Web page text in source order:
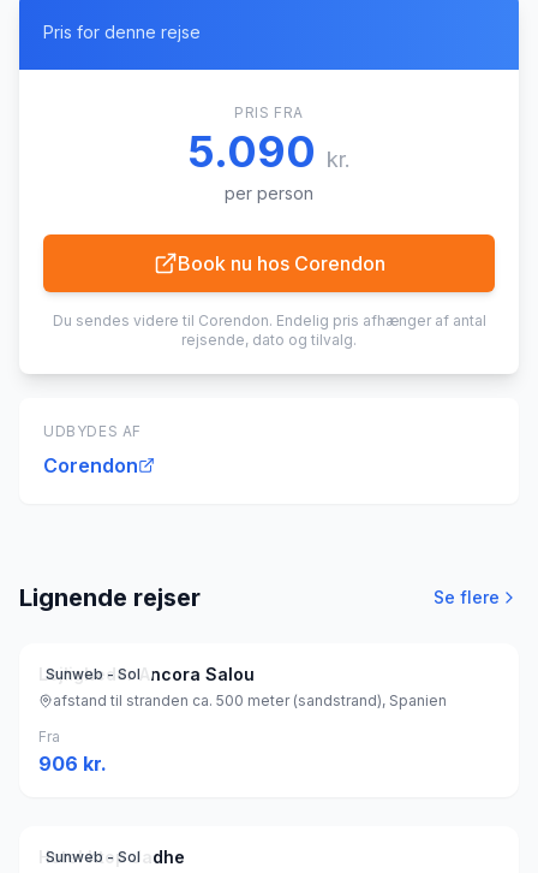
Pris for denne rejse
PRIS FRA
5.090 kr.
per person
Book nu hos Corendon
Du sendes videre til Corendon. Endelig pris afhænger af antal
rejsende, dato og tilvalg.
UDBYDES AF
Corendon
Lignende rejser Se flere
Sunweb - Sol
Lejligheder Ancora Salou
afstand til stranden ca. 500 meter (sandstrand), Spanien
Fra
906 kr.
Sunweb - Sol
Hotel htop Jadhe